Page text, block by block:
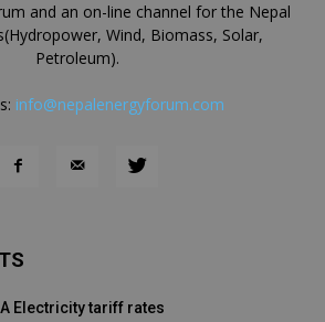
and an on-line channel for the Nepal
Wind, Biomass, Solar,
Petroleum).
info@nepalenergyforum.com
Electricity tariff rates